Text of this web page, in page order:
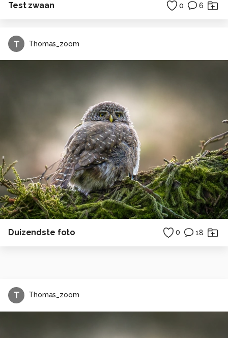
Test zwaan 0 6
T Thomas_zoom
Duizendste foto 0 18
T Thomas_zoom